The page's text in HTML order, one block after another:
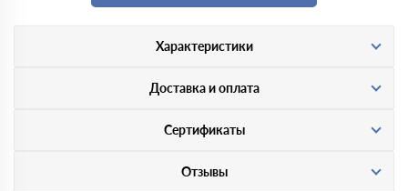
Характеристики
Доставка и оплата
Сертификаты
Отзывы